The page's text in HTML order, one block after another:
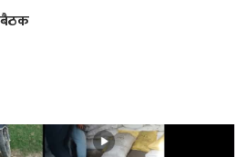
बैठक